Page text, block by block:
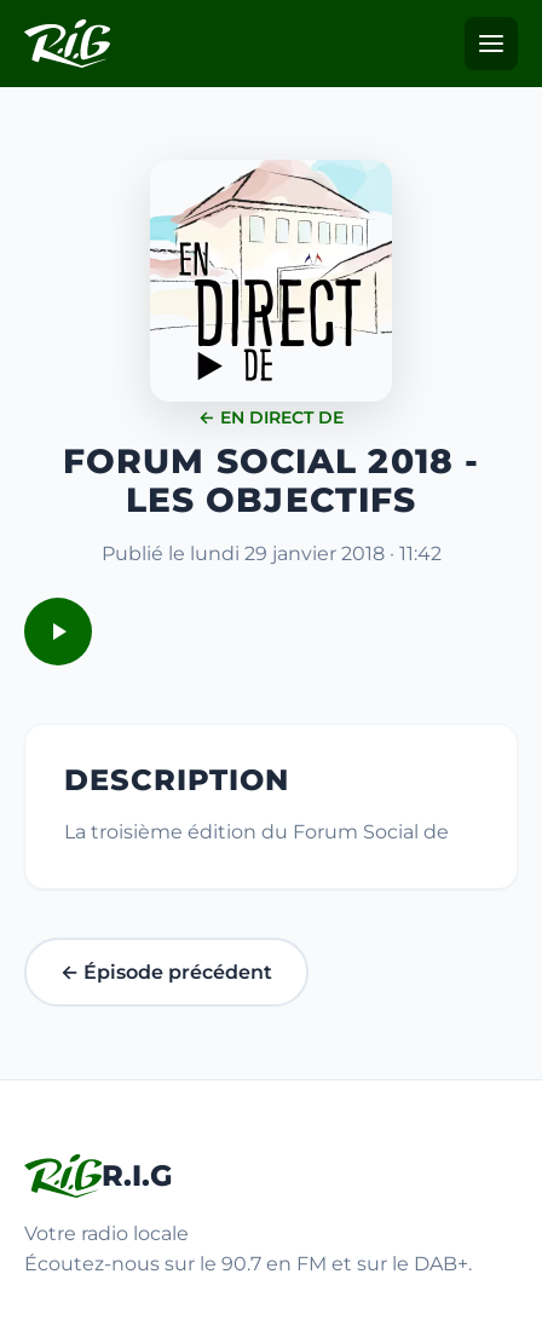
← EN DIRECT DE
FORUM SOCIAL 2018 -
LES OBJECTIFS
Publié le lundi 29 janvier 2018 · 11:42
DESCRIPTION
La troisième édition du Forum Social de
← Épisode précédent
R.I.G
Votre radio locale
Écoutez-nous sur le 90.7 en FM et sur le DAB+.